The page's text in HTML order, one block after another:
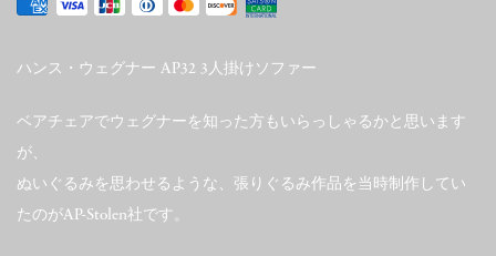
ハンス・ウェグナー AP32 3人掛けソファー
ベアチェアでウェグナーを知った方もいらっしゃるかと思います
が、
ぬいぐるみを思わせるような、張りぐるみ作品を当時制作してい
たのがAP-Stolen社です。